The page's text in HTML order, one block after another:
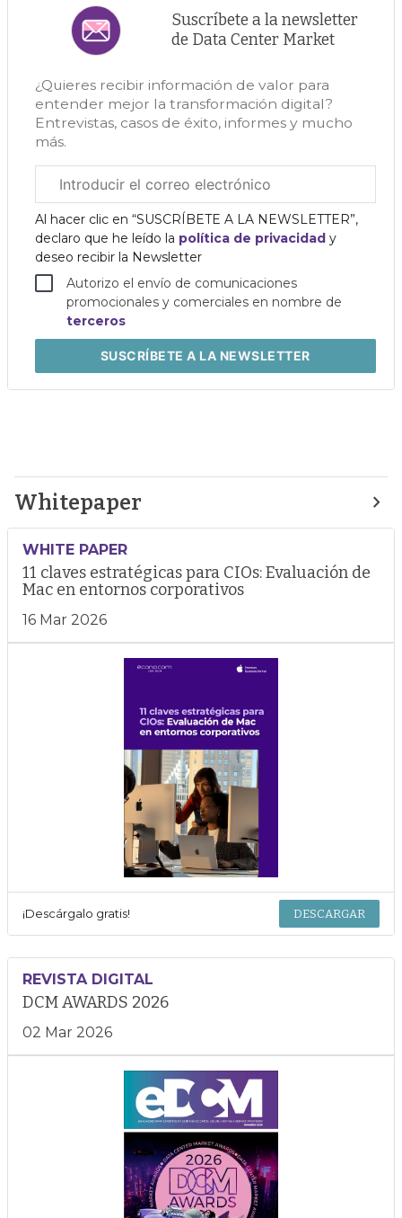
Suscríbete a la newsletter
de Data Center Market
¿Quieres recibir información de valor para
entender mejor la transformación digital?
Entrevistas, casos de éxito, informes y mucho
más.
electrónico
corporativo
Al hacer clic en “SUSCRÍBETE A LA NEWSLETTER”,
declaro que he leído la política de privacidad y
deseo recibir la Newsletter
Autorizo el envío de comunicaciones
promocionales y comerciales en nombre de
terceros
SUSCRÍBETEA LA NEWSLETTER
Whitepaper
WHITE PAPER
11 claves estratégicas para CIOs: Evaluación de
Mac en entornos corporativos
16 Mar 2026
¡Descárgalo gratis! DESCARGAR
REVISTA DIGITAL
DCM AWARDS 2026
02 Mar 2026